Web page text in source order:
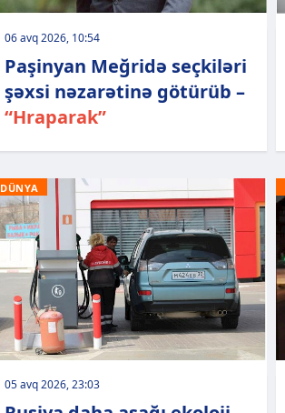
06 avq 2026, 10:54
Paşinyan Meğridə seçkiləri
şəxsi nəzarətinə götürüb –
“Hraparak”
DÜNYA
05 avq 2026, 23:03